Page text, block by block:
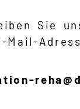
Sie
Mail-